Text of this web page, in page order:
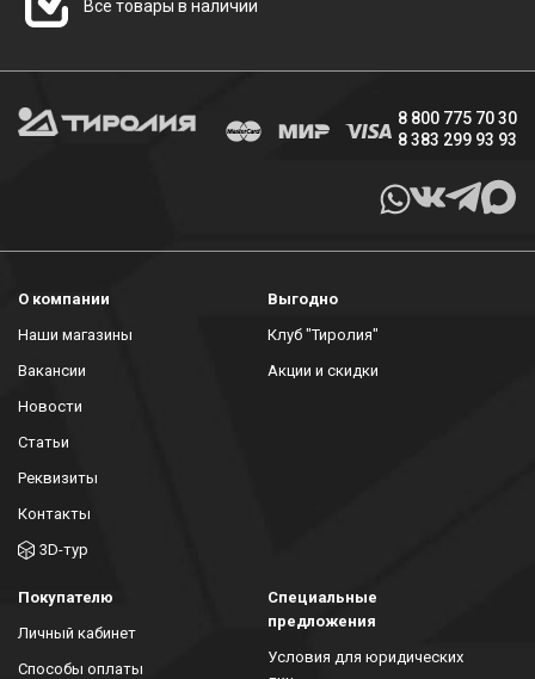
Все товары в наличии
8 800 775 70 30
8 383 299 93 93
О компании
Наши магазины
Вакансии
Новости
Статьи
Реквизиты
Контакты
3D-тур
Выгодно
Клуб "Тиролия"
Акции и скидки
Покупателю
Личный кабинет
Способы оплаты
Специальные
предложения
Условия для юридических